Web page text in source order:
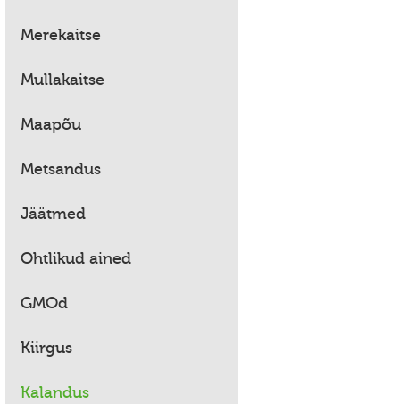
Merekaitse
Mullakaitse
Maapõu
Metsandus
Jäätmed
Ohtlikud ained
GMOd
Kiirgus
Kalandus